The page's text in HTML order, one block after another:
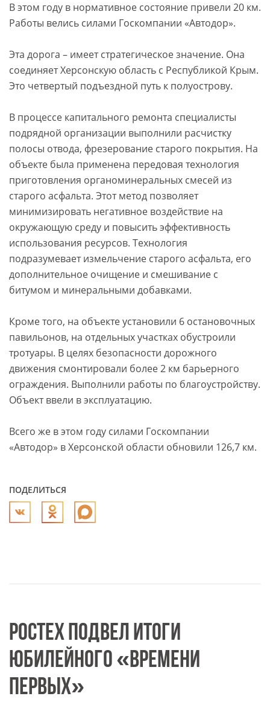
В этом году в нормативное состояние привели 20 км.
Работы велись силами Госкомпании «Автодор».
Эта дорога – имеет стратегическое значение. Она
соединяет Херсонскую область с Республикой Крым.
Это четвертый подъездной путь к полуострову.
В процессе капитального ремонта специалисты
подрядной организации выполнили расчистку
полосы отвода, фрезерование старого покрытия. На
объекте была применена передовая технология
приготовления органоминеральных смесей из
старого асфальта. Этот метод позволяет
минимизировать негативное воздействие на
окружающую среду и повысить эффективность
использования ресурсов. Технология
подразумевает измельчение старого асфальта, его
дополнительное очищение и смешивание с
битумом и минеральными добавками.
Кроме того, на объекте установили 6 остановочных
павильонов, на отдельных участках обустроили
тротуары. В целях безопасности дорожного
движения смонтировали более 2 км барьерного
ограждения. Выполнили работы по благоустройству.
Объект ввели в эксплуатацию.
Всего же в этом году силами Госкомпании
«Автодор» в Херсонской области обновили 126,7 км.
ПОДЕЛИТЬСЯ
РОСТЕХ ПОДВЕЛ ИТОГИ
ЮБИЛЕЙНОГО «ВРЕМЕНИ
ПЕРВЫХ»